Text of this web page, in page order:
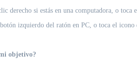
derecho si estás en una computadora, o
izquierdo del ratón en PC, o toca el
objetivo?